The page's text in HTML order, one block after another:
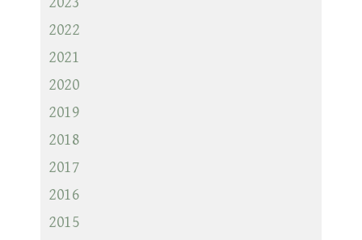
2022
2021
2020
2019
2018
2017
2016
2015